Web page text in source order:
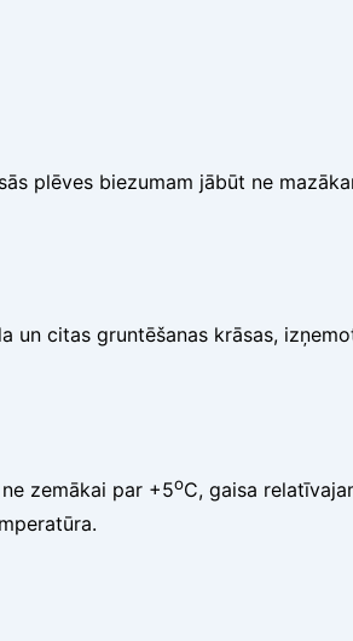
plēves biezumam jābūt ne
un citas gruntēšanas krāsas,
zemākai par +5oC, gaisa